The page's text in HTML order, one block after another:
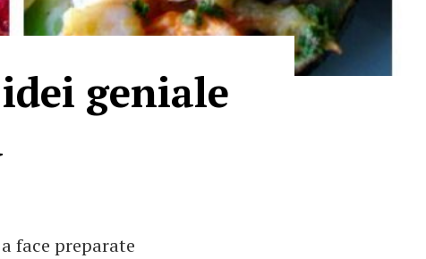
geniale
face preparate